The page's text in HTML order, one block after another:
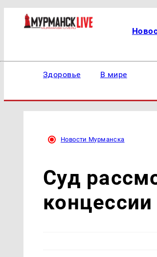
Здоровье В мире
Новости Мурманска
Суд